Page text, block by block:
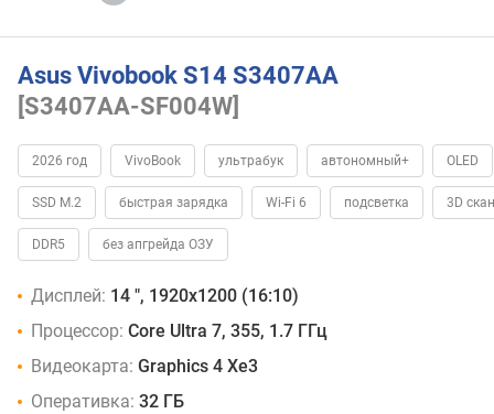
Asus Vivobook S14 S3407AA
[S3407AA-SF004W]
2026 год VivoBook ультрабук автономный+ OLED
SSD M.2 быстрая зарядка Wi-Fi 6 подсветка 3D
DDR5 без апгрейда ОЗУ
Дисплей: 14 ", 1920x1200 (16:10)
Процессор: Core Ultra 7, 355, 1.7 ГГц
Видеокарта: Graphics 4 Xe3
Оперативка: 32 ГБ